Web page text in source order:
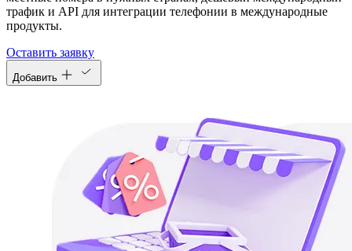
трафик и API для интеграции телефонии в международные
продукты.
Оставить заявку
Добавить